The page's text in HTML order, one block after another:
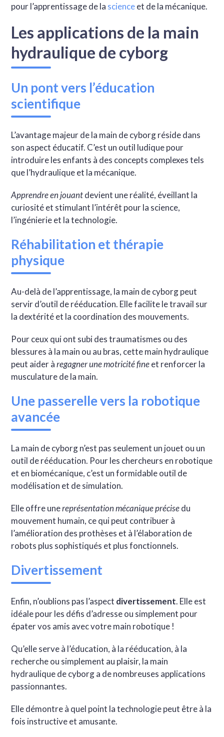
pour l’apprentissage de la scienceet de la mécanique.
Les applications de la main
hydraulique de cyborg
Un pont vers l’éducation
scientifique
L’avantage majeur de la main de cyborg réside dans
son aspect éducatif. C’est un outil ludique pour
introduire les enfants à des concepts complexes tels
que l’hydraulique et la mécanique.
Apprendre en jouantdevient une réalité, éveillant la
curiosité et stimulant l’intérêt pour la science,
l’ingénierie et la technologie.
Réhabilitation et thérapie
physique
Au-delà de l’apprentissage, la main de cyborg peut
servir d’outil de rééducation. Elle facilite le travail sur
la dextérité et la coordination des mouvements.
Pour ceux qui ont subi des traumatismes ou des
blessures à la main ou au bras, cette main hydraulique
peut aider àregagner une motricité fineet renforcer la
musculature de la main.
Une passerelle vers la robotique
avancée
La main de cyborg n’est pas seulement un jouet ou un
outil de rééducation. Pour les chercheurs en robotique
et en biomécanique, c’est un formidable outil de
modélisation et de simulation.
Elle offre unereprésentation mécanique précisedu
mouvement humain, ce qui peut contribuer à
l’amélioration des prothèses et à l’élaboration de
robots plus sophistiqués et plus fonctionnels.
Divertissement
Enfin, n’oublions pas l’aspect divertissement. Elle est
idéale pour les défis d’adresse ou simplement pour
épater vos amis avec votre main robotique !
Qu’elle serve à l’éducation, à la rééducation, à la
recherche ou simplement au plaisir, la main
hydraulique de cyborg a de nombreuses applications
passionnantes.
Elle démontre à quel point la technologie peut être à la
fois instructive et amusante.